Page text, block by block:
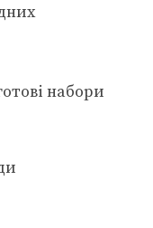
набори